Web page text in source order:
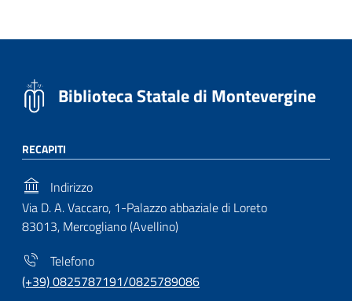
Biblioteca Statale di Montevergine
RECAPITI
Indirizzo
Via D. A. Vaccaro, 1-Palazzo abbaziale di Loreto
83013, Mercogliano (Avellino)
Telefono
(+39) 0825787191/0825789086